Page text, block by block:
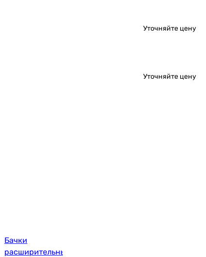
Уточняйте цену
Уточняйте цену
Бачки
расширительные